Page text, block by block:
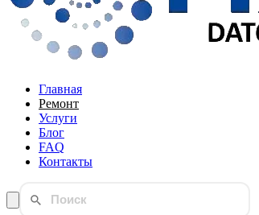
Главная
Ремонт
Услуги
Блог
FAQ
Контакты